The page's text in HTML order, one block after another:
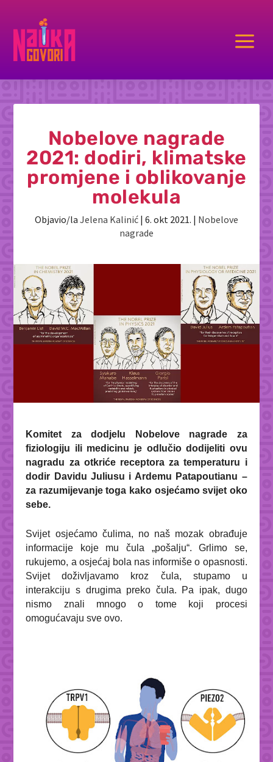
a
Nobelove nagrade
2021: dodiri, klimatske
promjene i oblikovanje
molekula
Objavio/la Jelena Kalinić | 6. okt 2021. | Nobelove
nagrade
Komitet za dodjelu Nobelove nagrade za
fiziologiju ili medicinu je odlučio dodijeliti ovu
nagradu za otkriće receptora za temperaturu i
dodir Davidu Juliusu i Ardemu Patapoutianu –
za razumijevanje toga kako osjećamo svijet oko
sebe.
Svijet osjećamo čulima, no naš mozak obrađuje
informacije koje mu čula „pošalju“. Grlimo se,
rukujemo, a osjećaj bola nas informiše o opasnosti.
Svijet doživljavamo kroz čula, stupamo u
interakciju s drugima preko čula. Pa ipak, dugo
nismo znali mnogo o tome koji procesi
omogućavaju sve ovo.